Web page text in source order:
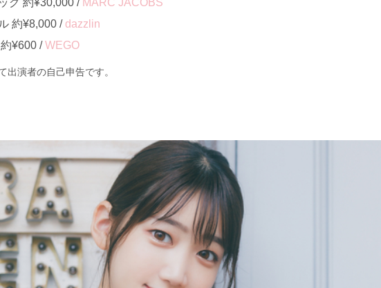
グ 約¥30,000 / MARC JACOBS
約¥8,000 /dazzlin
¥600 /WEGO
演者の自己申告です。